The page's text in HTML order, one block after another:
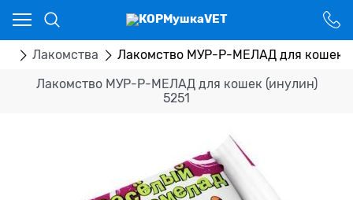
Лакомства Лакомство МУР-Р-МЕЛАД для кошек
Лакомство МУР-Р-МЕЛАД для кошек (инулин)
5251
Ваш город - Костанай,
угадали?